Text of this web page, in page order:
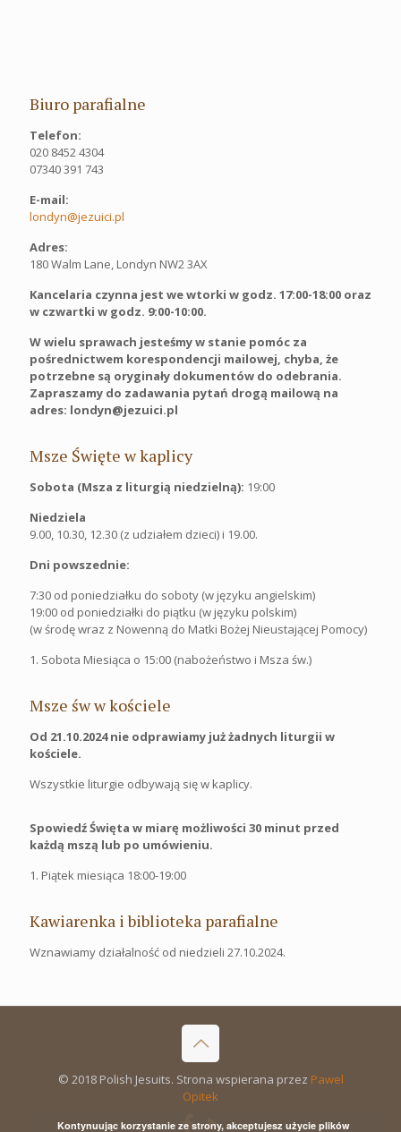
Biuro parafialne
Telefon:
020 8452 4304
07340 391 743
E-mail:
londyn@jezuici.pl
Adres:
180 Walm Lane, Londyn NW2 3AX
Kancelaria czynna jest we wtorki w godz. 17:00-18:00 oraz
w czwartki w godz. 9:00-10:00.
W wielu sprawach jesteśmy w stanie pomóc za
pośrednictwem korespondencji mailowej, chyba, że
potrzebne są oryginały dokumentów do odebrania.
Zapraszamy do zadawania pytań drogą mailową na
adres: londyn@jezuici.pl
Msze Święte w kaplicy
Sobota (Msza z liturgią niedzielną): 19:00
Niedziela
9.00, 10.30, 12.30 (z udziałem dzieci) i 19.00.
Dni powszednie:
7:30 od poniedziałku do soboty (w języku angielskim)
19:00 od poniedziałki do piątku (w języku polskim)
(w środę wraz z Nowenną do Matki Bożej Nieustającej Pomocy)
1. Sobota Miesiąca o 15:00 (nabożeństwo i Msza św.)
Msze św w kościele
Od 21.10.2024 nie odprawiamy już żadnych liturgii w
kościele.
Wszystkie liturgie odbywają się w kaplicy.
Spowiedź Święta w miarę możliwości 30 minut przed
każdą mszą lub po umówieniu.
1. Piątek miesiąca 18:00-19:00
Kawiarenka i biblioteka parafialne
Wznawiamy działalność od niedzieli 27.10.2024.
© 2018 Polish Jesuits. Strona wspierana przez Pawel
Opitek
Kontynuując korzystanie ze strony, akceptujesz użycie plików